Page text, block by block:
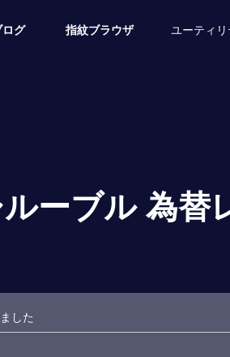
ログ 指紋ブラウザ ユーティリ
ーブル 為替
した